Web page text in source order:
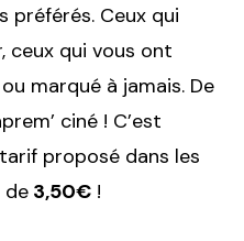
préférés. Ceux qui
ceux qui vous ont
marqué à jamais. De
ciné ! C’est
proposé dans les
de 3,50€ !